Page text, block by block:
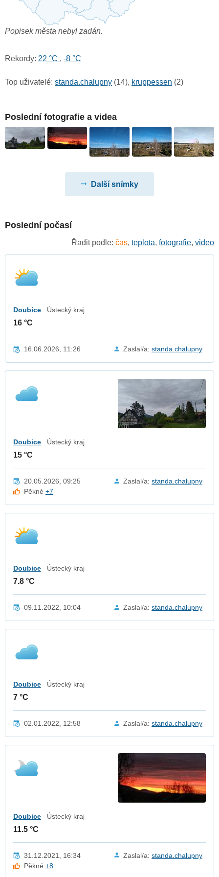
Popisek města nebyl zadán.
Rekordy: 22 °C , -8 °C
Top uživatelé: standa.chalupny (14), kruppessen (2)
Poslední fotografie a videa
Další snímky
Poslední počasí
Řadit podle: čas, teplota, fotografie, video
Doubice Ústecký kraj
16 °C
16.06.2026, 11:26 Zaslal/a: standa.chalupny
Doubice Ústecký kraj
15 °C
20.05.2026, 09:25 Zaslal/a: standa.chalupny
Pěkné+7
Doubice Ústecký kraj
7.8 °C
09.11.2022, 10:04 Zaslal/a: standa.chalupny
Doubice Ústecký kraj
7 °C
02.01.2022, 12:58 Zaslal/a: standa.chalupny
Doubice Ústecký kraj
11.5 °C
31.12.2021, 16:34 Zaslal/a: standa.chalupny
Pěkné+8